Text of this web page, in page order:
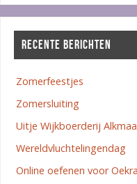
RECENTE BERICHTEN
Zomerfeestjes
Zomersluiting
Uitje Wijkboerderij
Wereldvluchtelingendag
Online oefenen voor